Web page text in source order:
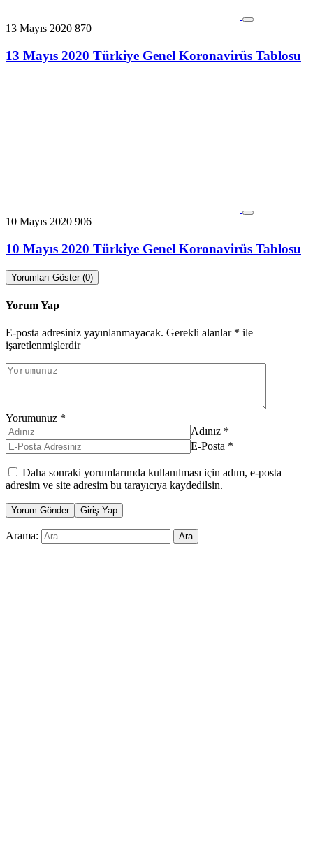
13 Mayıs 2020 870
13 Mayıs 2020 Türkiye Genel Koronavirüs Tablosu
10 Mayıs 2020 906
10 Mayıs 2020 Türkiye Genel Koronavirüs Tablosu
Yorumları Göster (0)
Yorum Yap
E-posta adresiniz yayınlanmayacak. Gerekli alanlar * ile
işaretlenmişlerdir
Yorumunuz *
Adınız *
E-Posta *
Daha sonraki yorumlarımda kullanılması için adım, e-posta
adresim ve site adresim bu tarayıcıya kaydedilsin.
Yorum Gönder Giriş Yap
Arama: